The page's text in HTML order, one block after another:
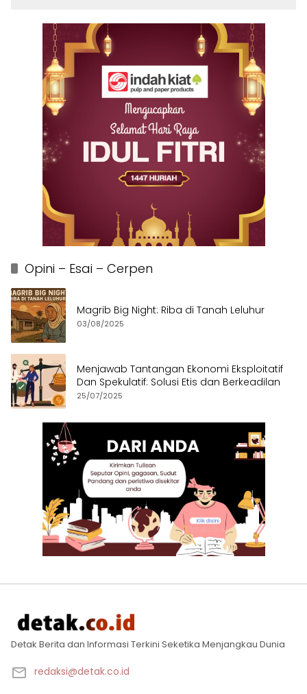
Opini – Esai – Cerpen
Magrib Big Night: Riba di Tanah Leluhur
03/08/2025
Menjawab Tantangan Ekonomi Eksploitatif
Dan Spekulatif: Solusi Etis dan Berkeadilan
25/07/2025
Detak Berita dan Informasi Terkini Seketika Menjangkau Dunia
redaksi@detak.co.id